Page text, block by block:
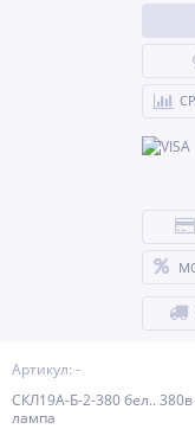
Артикул: -
СКЛ19А-Б-2-380 бел..
лампа